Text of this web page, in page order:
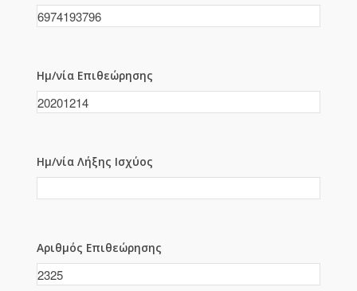
Ημ/νία Επιθεώρησης
Ημ/νία Λήξης Ισχύος
Αριθμός Επιθεώρησης